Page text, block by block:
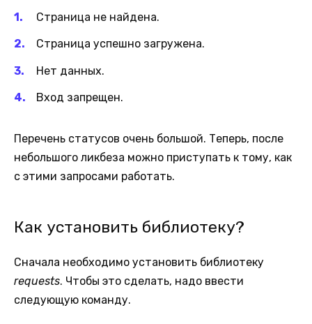
Страница не найдена.
Страница успешно загружена.
Нет данных.
Вход запрещен.
Перечень статусов очень большой. Теперь, после
небольшого ликбеза можно приступать к тому, как
с этими запросами работать.
Как установить библиотеку?
Сначала необходимо установить библиотеку
requests. Чтобы это сделать, надо ввести
следующую команду.